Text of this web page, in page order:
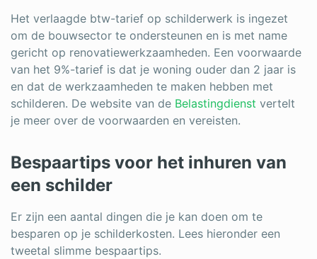
Het verlaagde btw-tarief op schilderwerk is ingezet
om de bouwsector te ondersteunen en is met name
gericht op renovatiewerkzaamheden. Een voorwaarde
van het 9%-tarief is dat je woning ouder dan 2 jaar is
en dat de werkzaamheden te maken hebben met
schilderen. De website van de Belastingdienst vertelt
je meer over de voorwaarden en vereisten.
Bespaartips voor het inhuren van
een schilder
Er zijn een aantal dingen die je kan doen om te
besparen op je schilderkosten. Lees hieronder een
tweetal slimme bespaartips.